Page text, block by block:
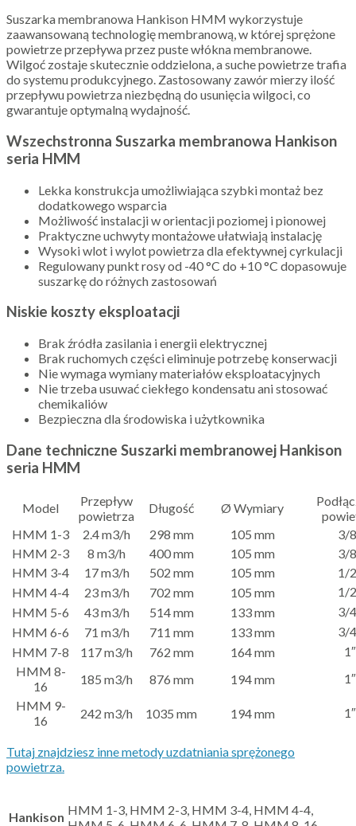
Suszarka membranowa Hankison HMM wykorzystuje
zaawansowaną technologię membranową, w której sprężone
powietrze przepływa przez puste włókna membranowe.
Wilgoć zostaje skutecznie oddzielona, a suche powietrze trafia
do systemu produkcyjnego. Zastosowany zawór mierzy ilość
przepływu powietrza niezbędną do usunięcia wilgoci, co
gwarantuje optymalną wydajność.
Wszechstronna Suszarka membranowa Hankison
seria HMM
Lekka konstrukcja umożliwiająca szybki montaż bez
dodatkowego wsparcia
Możliwość instalacji w orientacji poziomej i pionowej
Praktyczne uchwyty montażowe ułatwiają instalację
Wysoki wlot i wylot powietrza dla efektywnej cyrkulacji
Regulowany punkt rosy od -40 °C do +10 °C dopasowuje
suszarkę do różnych zastosowań
Niskie koszty eksploatacji
Brak źródła zasilania i energii elektrycznej
Brak ruchomych części eliminuje potrzebę konserwacji
Nie wymaga wymiany materiałów eksploatacyjnych
Nie trzeba usuwać ciekłego kondensatu ani stosować
chemikaliów
Bezpieczna dla środowiska i użytkownika
Dane techniczne Suszarki membranowej Hankison
seria HMM
Model
Przepływ
powietrza
Długość Ø Wymiary
HMM 1-3
2.4 m3/h 298 mm 105 mm
3/
HMM 2-3
8 m3/h 400 mm 105 mm
3/
HMM 3-4
17 m3/h 502 mm 105 mm
1/
HMM 4-4
23 m3/h 702 mm 105 mm
1/
HMM 5-6
43 m3/h 514 mm 133 mm
3/
HMM 6-6
71 m3/h 711 mm 133 mm
3/
HMM 7-8
117 m3/h 762 mm 164 mm
1″
HMM 8-
16
185 m3/h 876 mm 194 mm
1″
HMM 9-
16
242 m3/h 1035 mm 194 mm 1″
Tutaj znajdziesz inne metody uzdatniania sprężonego
powietrza.
Hankison HMM 1-3, HMM 2-3, HMM 3-4, HMM 4-4,